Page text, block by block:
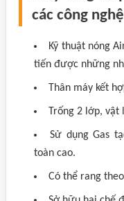
các công
Kỹ thuật nóng
tiến được những
Thân máy kết
Trống 2 lớp,
Sử dụng Gas
toàn cao.
Có thể rang